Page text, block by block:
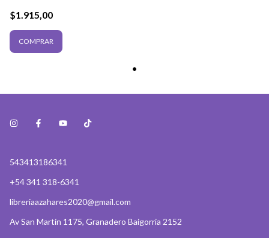
$1.915,00
COMPRAR
543413186341
+54 341 318-6341
libreriaazahares2020@gmail.com
Av San Martín 1175, Granadero Baigorria 2152